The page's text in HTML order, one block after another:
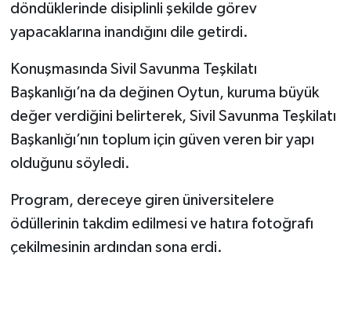
döndüklerinde disiplinli şekilde görev
yapacaklarına inandığını dile getirdi.
Konuşmasında Sivil Savunma Teşkilatı
Başkanlığı’na da değinen Oytun, kuruma büyük
değer verdiğini belirterek, Sivil Savunma Teşkilatı
Başkanlığı’nın toplum için güven veren bir yapı
olduğunu söyledi.
Program, dereceye giren üniversitelere
ödüllerinin takdim edilmesi ve hatıra fotoğrafı
çekilmesinin ardından sona erdi.